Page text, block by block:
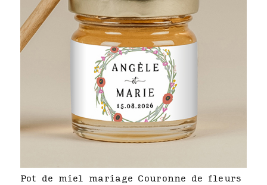
Pot de miel mariage Couronne de fleurs